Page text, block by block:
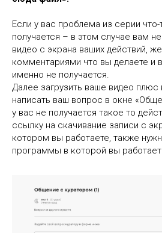
Если у вас проблема из серии
получается – в этом случае вам
видео с экрана ваших действий,
комментариями что вы делаете и
именно не получается.
Далее загрузить ваше видео
написать ваш вопрос в окне
у вас не получается такое то
ссылку на скачивание записи с
котором вы работаете, также
программы в которой вы